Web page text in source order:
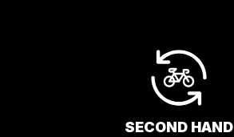
SECOND HAND